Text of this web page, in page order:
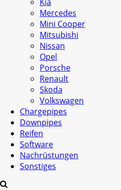
Mercedes
Mini Cooper
Mitsubishi
Nissan
Opel
Porsche
Renault
Skoda
Volkswagen
Chargepipes
Downpipes
Reifen
Software
Nachrüstungen
Sonstiges